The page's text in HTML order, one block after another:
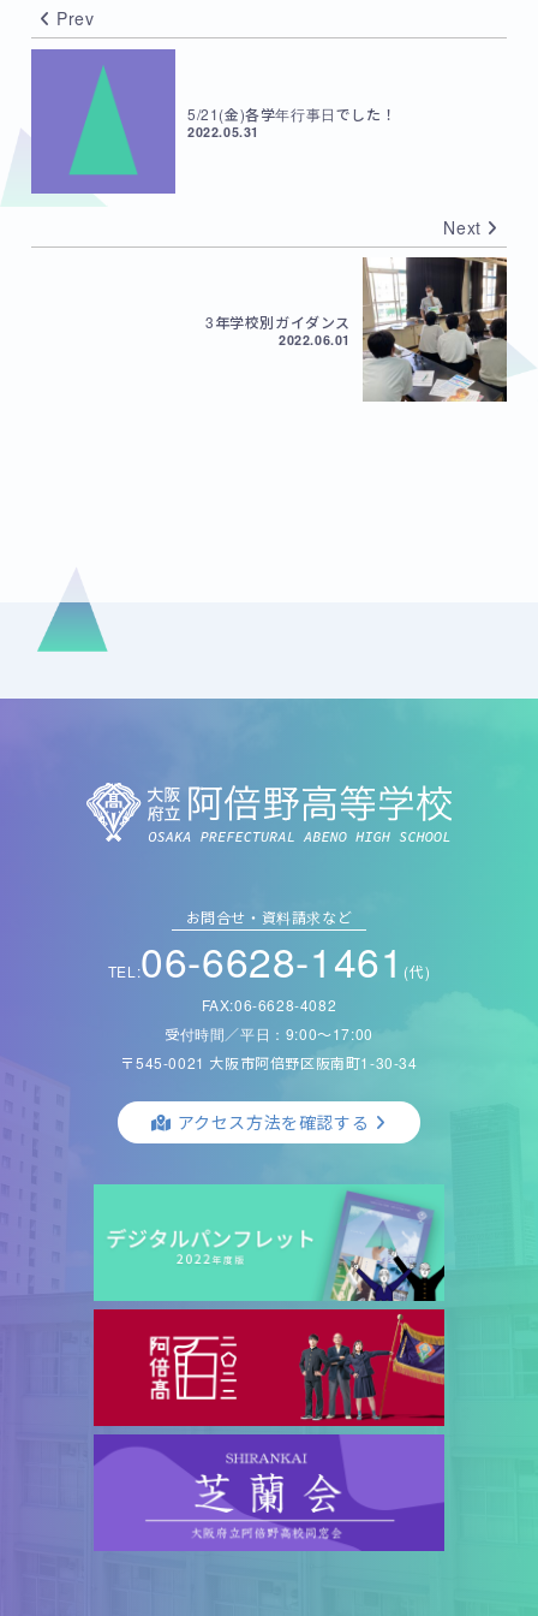
Prev
5/21(金)各学年行事日でした！
2022.05.31
Next
3年学校別ガイダンス
2022.06.01
お問合せ・資料請求など
TEL:06-6628-1461 (代)
FAX:06-6628-4082
受付時間／平日：9:00〜17:00
〒545-0021 大阪市阿倍野区阪南町1-30-34
アクセス方法を確認する